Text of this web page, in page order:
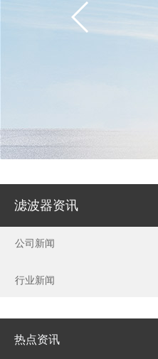
滤波器资讯
公司新闻
行业新闻
热点资讯